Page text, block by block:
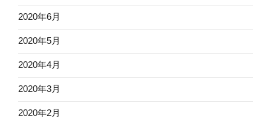
2020年6月
2020年5月
2020年4月
2020年3月
2020年2月